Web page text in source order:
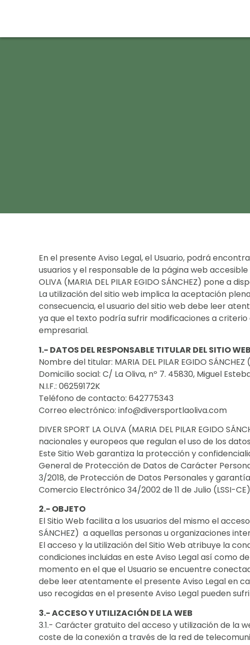
En el presente Aviso Legal, el Usuario, podrá
usuarios y el responsable de la página web
OLIVA (MARIA DEL PILAR EGIDO SÁNCHEZ) pone a
La utilización del sitio web implica la aceptación
consecuencia, el usuario del sitio web debe leer
ya que el texto podría sufrir modificaciones a
empresarial.
1.- DATOS DEL RESPONSABLE TITULAR DEL SITIO WEB
Nombre del titular: MARIA DEL PILAR EGIDO SÁNCHEZ
Domicilio social: C/ La Oliva, nº 7. 45830, Miguel
N.I.F.: 06259172K
Teléfono de contacto: 642775343
Correo electrónico: info@diversportlaoliva.com
DIVER SPORT LA OLIVA (MARIA DEL PILAR EGIDO
nacionales y europeos que regulan el uso de los
Este Sitio Web garantiza la protección y
General de Protección de Datos de Carácter
3/2018, de Protección de Datos Personales y
Comercio Electrónico 34/2002 de 11 de Julio (LSSI-
2.- OBJETO
El Sitio Web facilita a los usuarios del mismo el acceso
SÁNCHEZ) a aquellas personas u organizaciones
El acceso y la utilización del Sitio Web atribuye la
condiciones incluidas en este Aviso Legal así como
momento en el que el Usuario se encuentre
debe leer atentamente el presente Aviso Legal en
uso recogidas en el presente Aviso Legal pueden
3.- ACCESO Y UTILIZACIÓN DE LA WEB
3.1.- Carácter gratuito del acceso y utilización de la
coste de la conexión a través de la red de